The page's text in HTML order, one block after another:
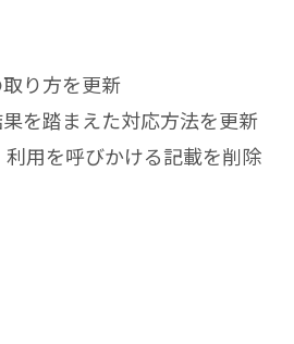
り方を更新
を踏まえた対応方法を更新
用を呼びかける記載を削除